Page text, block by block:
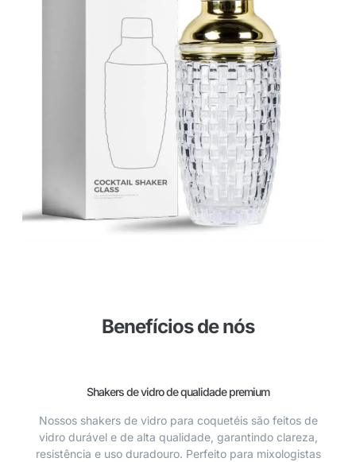
Benefícios de nós
Shakers de vidro de qualidade premium
Nossos shakers de vidro para coquetéis são feitos de
vidro durável e de alta qualidade, garantindo clareza,
resistência e uso duradouro. Perfeito para mixologistas